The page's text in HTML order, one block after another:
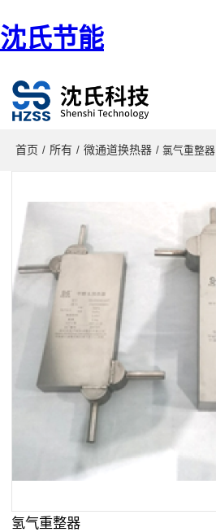
沈氏节能
首页 / 所有 / 微通道换热器 / 氯气重整器
氢气重整器